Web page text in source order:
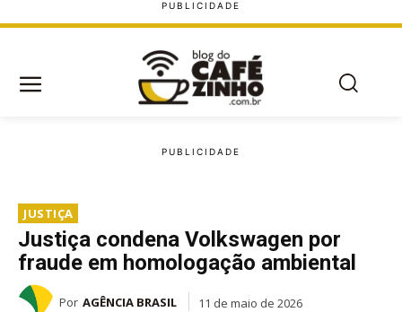
JUSTIÇA
Justiça condena Volkswagen por
fraude em homologação ambiental
Por AGÊNCIA BRASIL 11 de maio de 2026